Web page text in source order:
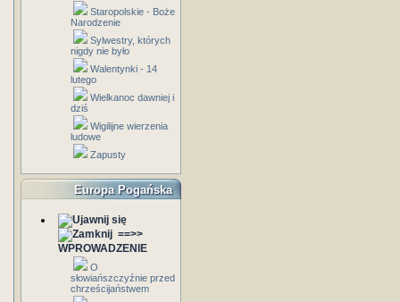
Staropolskie - Boże
Narodzenie
Sylwestry, których
nigdy nie było
Walentynki - 14
lutego
Wielkanoc dawniej i
dziś
Wigilijne wierzenia
ludowe
Zapusty
Europa Pogańska
==>>
WPROWADZENIE
O
słowiańszczyźnie przed
chrześcijaństwem